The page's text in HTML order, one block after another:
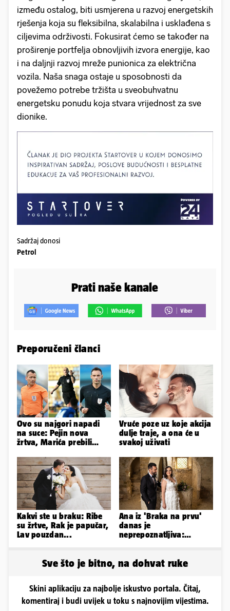
između ostalog, biti usmjerena u razvoj energetskih
rješenja koja su fleksibilna, skalabilna i usklađena s
ciljevima održivosti. Fokusirat ćemo se također na
proširenje portfelja obnovljivih izvora energije, kao
i na daljnji razvoj mreže punionica za električna
vozila. Naša snaga ostaje u sposobnosti da
povežemo potrebe tržišta u sveobuhvatnu
energetsku ponudu koja stvara vrijednost za sve
dionike.
Sadržaj donosi
Petrol
Prati naše kanale
Preporučeni članci
Ovo su najgori napadi
na suce: Pejin nova
žrtva, Marića prebili
Bebeka
Vruće poze uz koje akcija
dulje traje, a ona će u
svakoj uživati
Kakvi ste u braku: Ribe
su žrtve, Rak je papučar,
Lav pouzdan...
Ana iz 'Braka na prvu'
danas je
neprepoznatljiva:
Sve što je bitno, na dohvat ruke
Skini aplikaciju za najbolje iskustvo portala. Čitaj,
komentiraj i budi uvijek u toku s najnovijim vijestima.